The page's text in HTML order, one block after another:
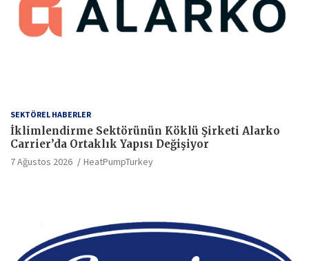
SEKTÖREL HABERLER
İklimlendirme Sektörünün Köklü Şirketi Alarko
Carrier’da Ortaklık Yapısı Değişiyor
7 Ağustos 2026 HeatPumpTurkey